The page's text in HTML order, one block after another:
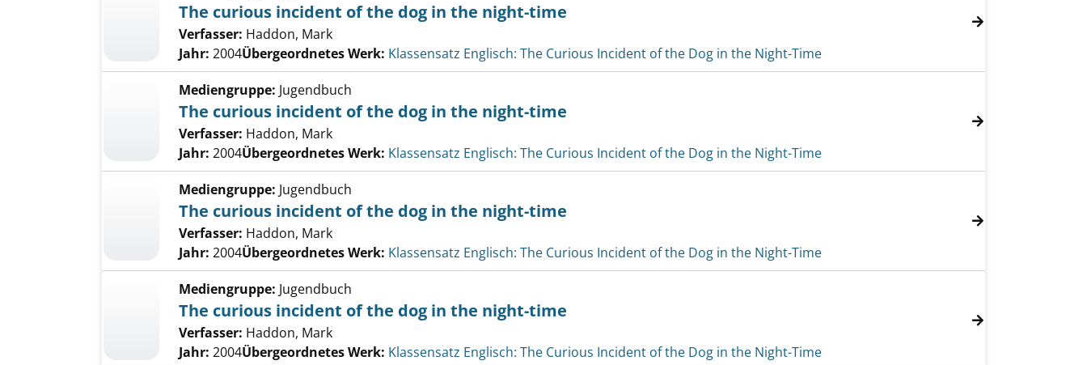
The curious incident of the dog in the night-time
Verfasser: Haddon, Mark
Jahr: 2004Übergeordnetes Werk: Klassensatz Englisch: The Curious Incident of the Dog in the Night-Time
Mediengruppe: Jugendbuch
The curious incident of the dog in the night-time
Verfasser: Haddon, Mark
Jahr: 2004Übergeordnetes Werk: Klassensatz Englisch: The Curious Incident of the Dog in the Night-Time
Mediengruppe: Jugendbuch
The curious incident of the dog in the night-time
Verfasser: Haddon, Mark
Jahr: 2004Übergeordnetes Werk: Klassensatz Englisch: The Curious Incident of the Dog in the Night-Time
Mediengruppe: Jugendbuch
The curious incident of the dog in the night-time
Verfasser: Haddon, Mark
Jahr: 2004Übergeordnetes Werk: Klassensatz Englisch: The Curious Incident of the Dog in the Night-Time